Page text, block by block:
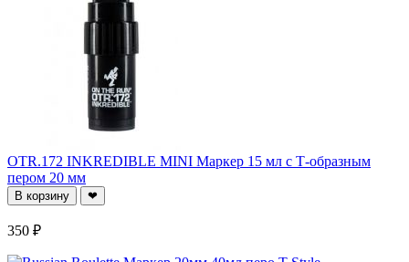
OTR.172 INKREDIBLE MINI Маркер 15 мл c Т-образным
пером 20 мм
В корзину ❤
350 ₽